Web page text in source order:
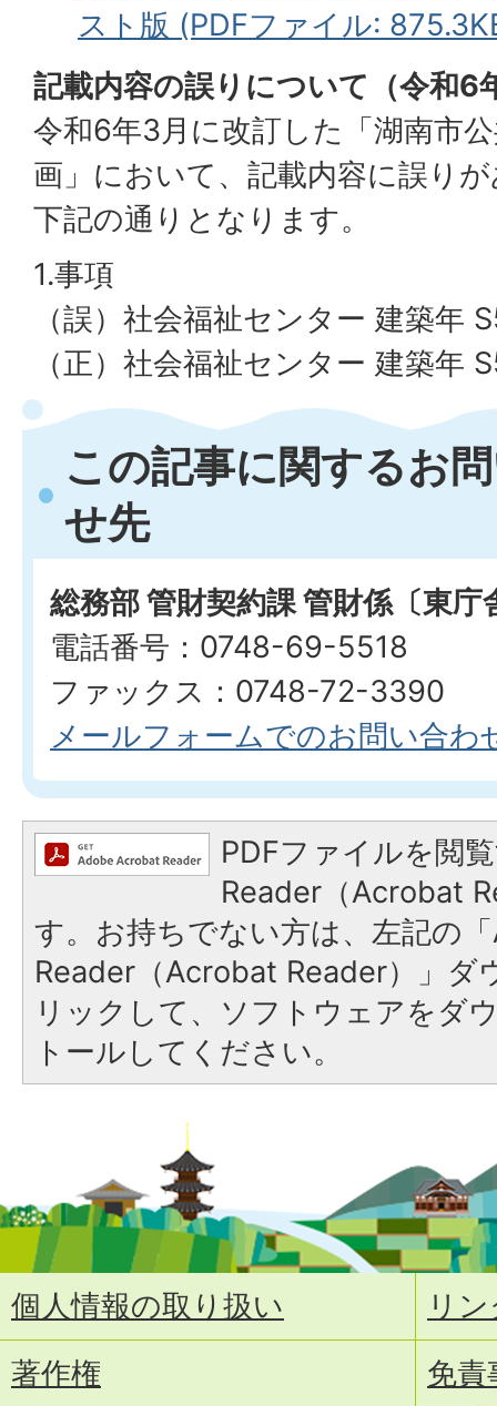
スト版 (PDFファイル:
記載内容の誤りについて（令和6
令和6年3月に改訂した「湖南市
画」において、記載内容に誤り
下記の通りとなります。
1.事項
（誤）社会福祉センター 建築年
（正）社会福祉センター 建築年
この記事に関するお
せ先
総務部 管財契約課 管財係〔東庁
電話番号：0748-69-5518
ファックス：0748-72-3390
メールフォームでのお問い合わ
PDFファイルを閲
Reader（Acrobat
す。お持ちでない方は、左記の
Reader（Acrobat Reader）」ダ
リックして、ソフトウェアをダ
トールしてください。
個人情報の取り扱い
リ
著作権
免責